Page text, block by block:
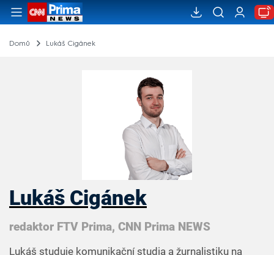
Domů Lukáš Cigánek
Lukáš Cigánek
redaktor FTV Prima, CNN Prima NEWS
Lukáš studuje komunikační studia a žurnalistiku na